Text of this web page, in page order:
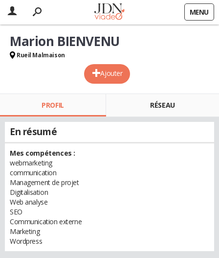
MENU
Ajouter
Marion BIENVENU
Rueil Malmaison
PROFIL RÉSEAU
En résumé
Mes compétences :
webmarketing
communication
Management de projet
Digitalisation
Web analyse
SEO
Communication externe
Marketing
Wordpress